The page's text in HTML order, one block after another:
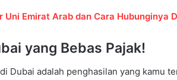
Uni Emirat Arab dan Cara Hubunginya
yang Bebas Pajak!
Dubai adalah penghasilan yang kamu